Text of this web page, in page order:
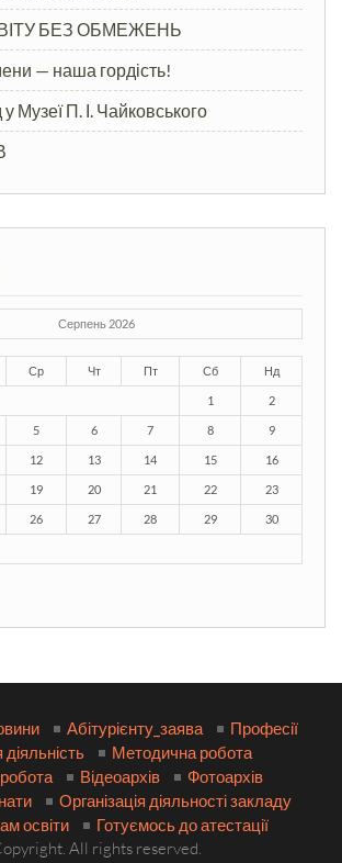
БЕЗ ОБМЕЖЕНЬ
— наша гордість!
Музеї П. І. Чайковського
Серпень 2026
Ср Чт Пт Сб Нд
1 2
5 6 7 8 9
12 13 14 15 16
19 20 21 22 23
26 27 28 29 30
Абітурієнту_заява
Професії
Методична робота
Відеоархів
Фотоархів
Організація діяльності закладу
освіти
Готуємось до атестації
All rights reserved.